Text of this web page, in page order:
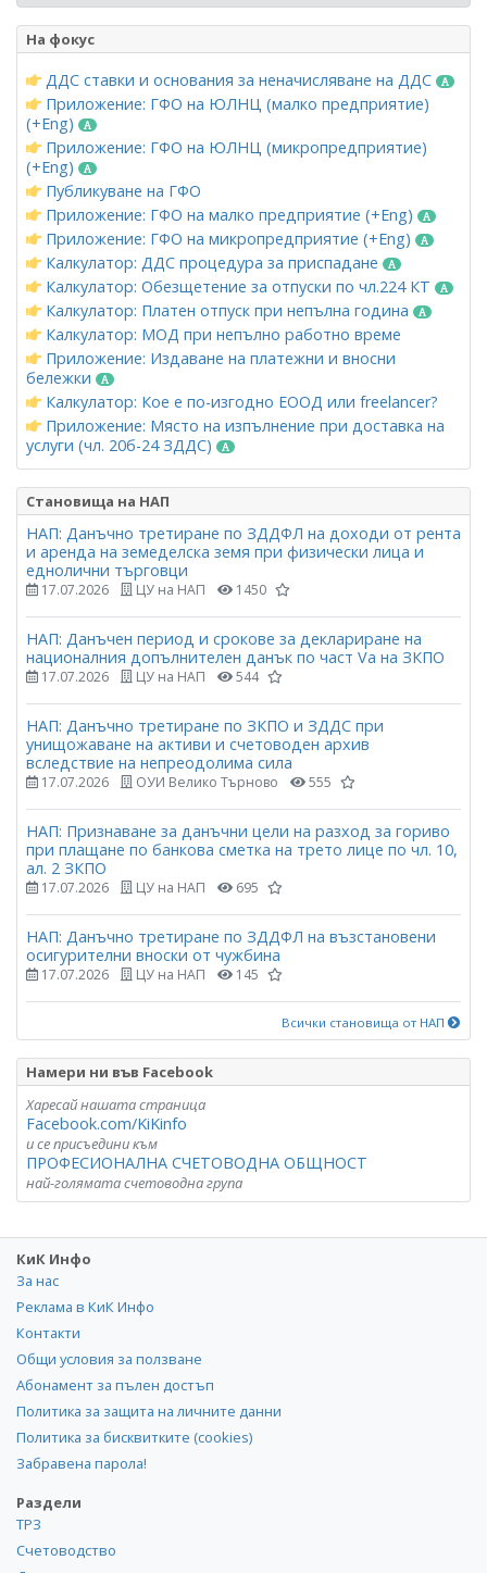
На фокус
ДДС ставки и основания за неначисляване на ДДС
Приложение: ГФО на ЮЛНЦ (малко предприятие)
(+Eng)
Приложение: ГФО на ЮЛНЦ (микропредприятие)
(+Eng)
Публикуване на ГФО
Приложение: ГФО на малко предприятие (+Eng)
Приложение: ГФО на микропредприятие (+Eng)
Калкулатор: ДДС процедура за приспадане
Калкулатор: Обезщетение за отпуски по чл.224 КТ
Калкулатор: Платен отпуск при непълна година
Калкулатор: МОД при непълно работно време
Приложение: Издаване на платежни и вносни
бележки
Калкулатор: Кое е по-изгодно ЕООД или freelancer?
Приложение: Място на изпълнение при доставка на
услуги (чл. 20б-24 ЗДДС)
Становища на НАП
НАП: Данъчно третиране по ЗДДФЛ на доходи от рента
и аренда на земеделска земя при физически лица и
еднолични търговци
17.07.2026 ЦУ на НАП 1450
НАП: Данъчен период и срокове за деклариране на
националния допълнителен данък по част Vа на ЗКПО
17.07.2026 ЦУ на НАП 544
НАП: Данъчно третиране по ЗКПО и ЗДДС при
унищожаване на активи и счетоводен архив
вследствие на непреодолима сила
17.07.2026 ОУИ Велико Търново 555
НАП: Признаване за данъчни цели на разход за гориво
при плащане по банкова сметка на трето лице по чл. 10,
ал. 2 ЗКПО
17.07.2026 ЦУ на НАП 695
НАП: Данъчно третиране по ЗДДФЛ на възстановени
осигурителни вноски от чужбина
17.07.2026 ЦУ на НАП 145
Всички становища от НАП
Намери ни във Facebook
Харесай нашата страница
Facebook.com/KiKinfo
и се присъедини към
ПРОФЕСИОНАЛНА СЧЕТОВОДНА ОБЩНОСТ
най-голямата счетоводна група
КиК Инфо
За нас
Реклама в КиК Инфо
Контакти
Общи условия за ползване
Абонамент за пълен достъп
Политика за защита на личните данни
Политика за бисквитките (cookies)
Забравена парола!
Раздели
ТРЗ
Счетоводство